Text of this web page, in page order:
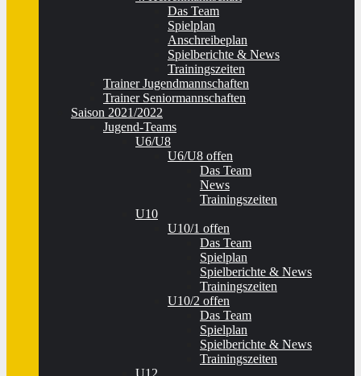
Das Team
Spielplan
Anschreibeplan
Spielberichte & News
Trainingszeiten
Trainer Jugendmannschaften
Trainer Seniormannschaften
Saison 2021/2022
Jugend-Teams
U6/U8
U6/U8 offen
Das Team
News
Trainingszeiten
U10
U10/1 offen
Das Team
Spielplan
Spielberichte & News
Trainingszeiten
U10/2 offen
Das Team
Spielplan
Spielberichte & News
Trainingszeiten
U12